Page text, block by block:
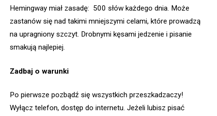
Hemingway miał zasadę: 500 słów każdego dnia. Może
zastanów się nad takimi mniejszymi celami, które prowadzą
na upragniony szczyt. Drobnymi kęsami jedzenie i pisanie
smakują najlepiej.
Zadbaj o warunki
Po pierwsze pozbądź się wszystkich przeszkadzaczy!
Wyłącz telefon, dostęp do internetu. Jeżeli lubisz pisać